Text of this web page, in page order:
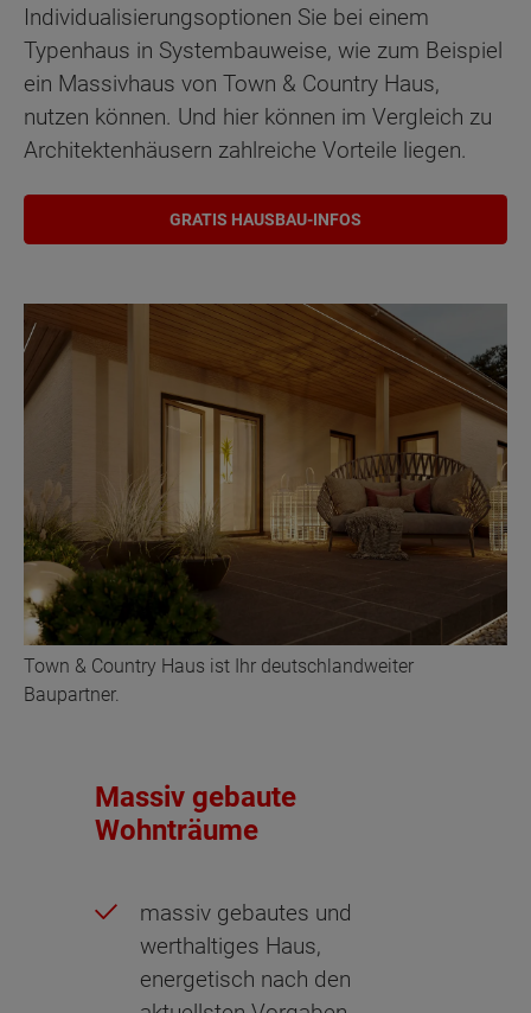
Individualisierungsoptionen Sie bei einem
Typenhaus in Systembauweise, wie zum Beispiel
ein Massivhaus von Town & Country Haus,
nutzen können. Und hier können im Vergleich zu
Architektenhäusern zahlreiche Vorteile liegen.
GRATIS HAUSBAU-INFOS
Town & Country Haus ist Ihr deutschlandweiter
Baupartner.
Massiv gebaute
Wohnträume
massiv gebautes und
werthaltiges Haus,
energetisch nach den